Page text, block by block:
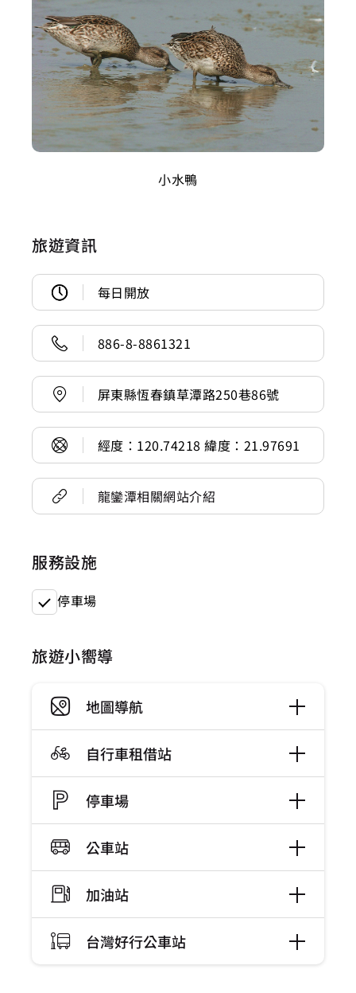
小水鴨
旅遊資訊
每日開放
886-8-8861321
屏東縣恆春鎮草潭路250巷86號
經度：120.74218 緯度：21.97691
龍鑾潭相關網站介紹
服務設施
停車場
旅遊小嚮導
地圖導航
自行車租借站
停車場
公車站
加油站
台灣好行公車站